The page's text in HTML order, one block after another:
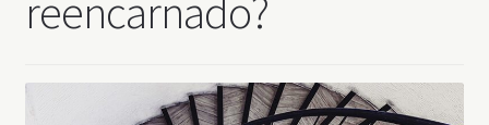
reencarnado?